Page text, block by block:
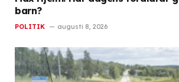
barn?
POLITIK augusti 8, 2026